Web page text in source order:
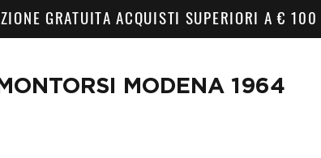
GRATUITA ACQUISTI SUPERIORI A € 100
MODENA 1964